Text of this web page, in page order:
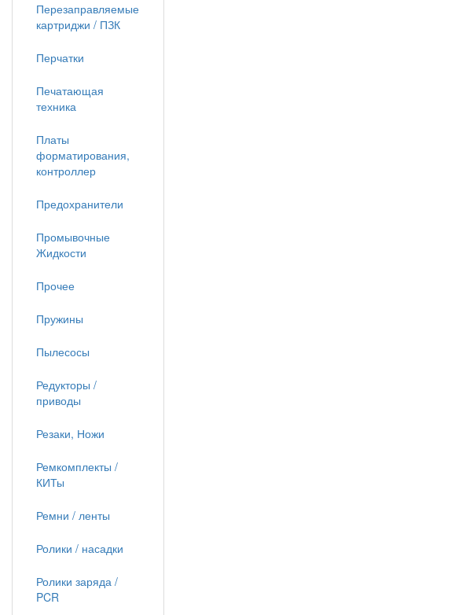
Перезаправляемые
картриджи / ПЗК
Перчатки
Печатающая
техника
Платы
форматирования,
контроллер
Предохранители
Промывочные
Жидкости
Прочее
Пружины
Пылесосы
Редукторы /
приводы
Резаки, Ножи
Ремкомплекты /
КИТы
Ремни / ленты
Ролики / насадки
Ролики заряда /
PCR